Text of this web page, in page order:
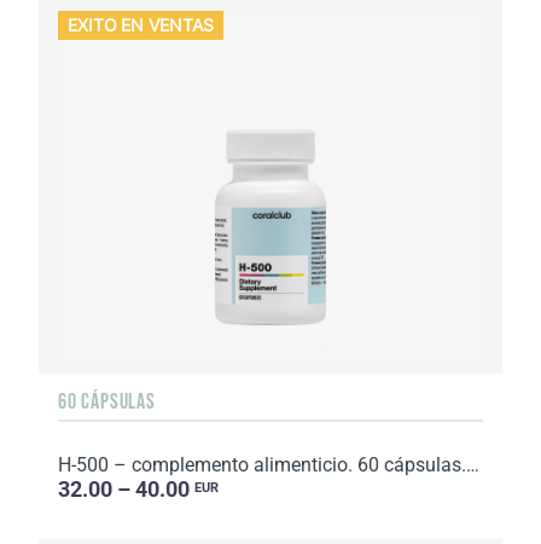
EXITO EN VENTAS
60 CÁPSULAS
H-500 – complemento alimenticio. 60 cápsulas. Peso neto: 23 g.
32.00 – 40.00 EUR